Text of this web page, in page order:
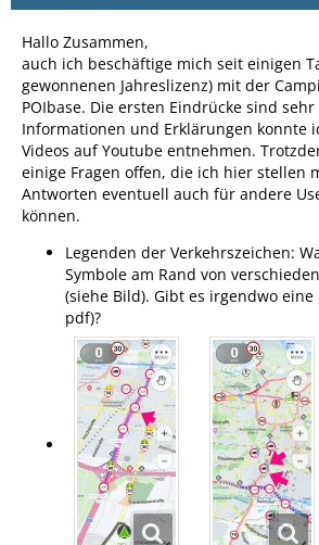
Hallo Zusammen,
auch ich beschäftige mich seit einigen
gewonnenen Jahreslizenz) mit der
POIbase. Die ersten Eindrücke sind
Informationen und Erklärungen konnte
Videos auf Youtube entnehmen.
einige Fragen offen, die ich hier stellen
Antworten eventuell auch für andere
können.
Legenden der Verkehrszeichen:
Symbole am Rand von
(siehe Bild). Gibt es irgendwo eine
pdf)?